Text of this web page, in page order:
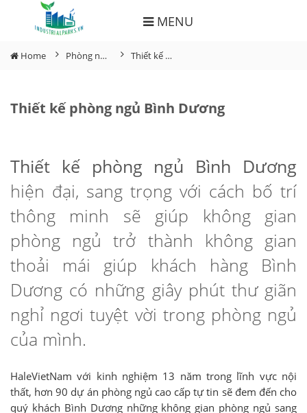
MENU
Home Phòng ngủ Thiết kế phòng ngủ Bình Dương
Thiết kế phòng ngủ Bình Dương
Thiết kế phòng ngủ Bình Dương
hiện đại, sang trọng với cách bố trí
thông minh sẽ giúp không gian
phòng ngủ trở thành không gian
thoải mái giúp khách hàng Bình
Dương có những giây phút thư giãn
nghỉ ngơi tuyệt vời trong phòng ngủ
của mình.
HaleVietNam với kinh nghiệm 13 năm trong lĩnh vực nội
thất, hơn 90 dự án phòng ngủ cao cấp tự tin sẽ đem đến cho
quý khách Bình Dương những không gian phòng ngủ sang